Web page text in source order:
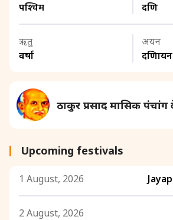
पश्चिम
दक्षिण
ऋतु
वर्षा
अयन
दक्षिणायन
ठाकुर प्रसाद मासिक
Upcoming festivals
1 August, 2026
2 August, 2026